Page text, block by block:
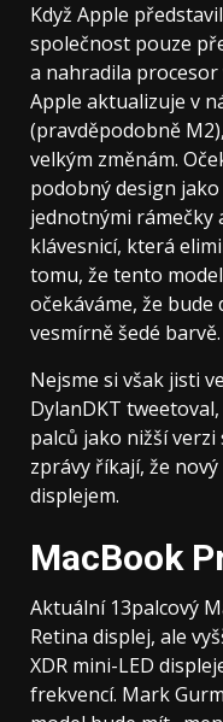
Když Apple
společnost pouze
a nahradila procesor
Apple aktualizuje v
(pravděpodobně
velkým změnám.
podobný design
jednotnými rámečky
klávesnicí, která
tomu, že tento
očekáváme, že
vesmírně šedé barvě.
Nejsme si však jisti
DylanDKT
palců jako nižší
zprávy říkají, že
displejem.
MacBook
Aktuální 13palcový
Retina displej, ale
XDR mini-LED
frekvencí. Mark